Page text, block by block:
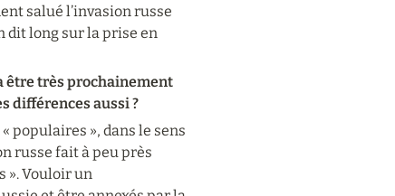
salué l’invasion russe
dit long sur la prise en
être très prochainement
différences aussi ?
populaires », dans le sens
russe fait à peu près
». Vouloir un